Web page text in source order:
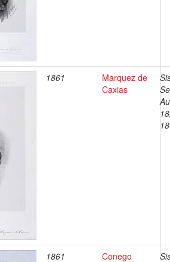
1861
Marquez de
Caxias
1861 Conego